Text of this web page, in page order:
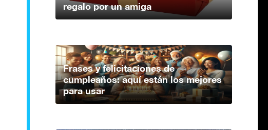
regalo por un amiga
Frases y felicitaciones de
cumpleaños: aquí están los mejores
para usar